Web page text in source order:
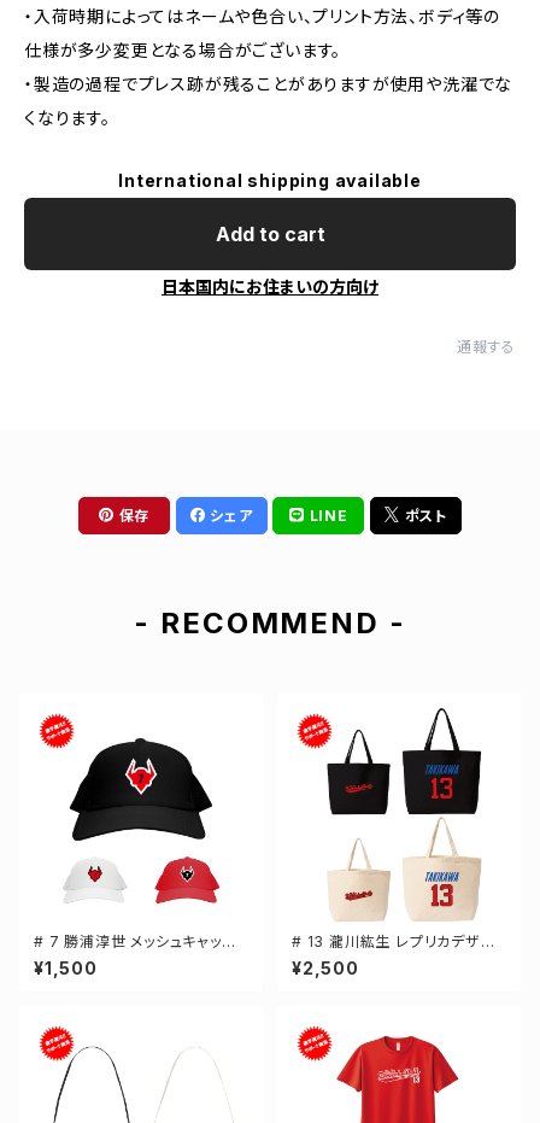
・入荷時期によってはネームや色合い、プリント方法、ボディ等の
仕様が多少変更となる場合がございます。
・製造の過程でプレス跡が残ることがありますが使用や洗濯でな
くなります。
International shipping available
Add to cart
日本国内にお住まいの方向け
通報する
保存 シェア LINE ポスト
- RECOMMEND -
# 7 勝浦淳世 メッシュキャップ
選手還元 3カラー 000700
¥1,500
# 13 瀧川紘生 レプリカデザイ
ン 選手還元 キャンバストートバ
ッグ 2カラー MLサイズ 00077
¥2,500